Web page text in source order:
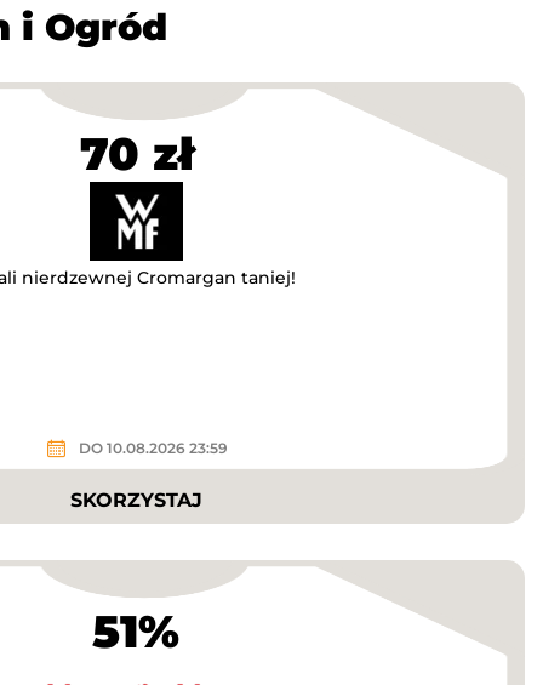
i Ogród
70 zł
nierdzewnej Cromargan taniej!
DO 10.08.2026 23:59
SKORZYSTAJ
51%